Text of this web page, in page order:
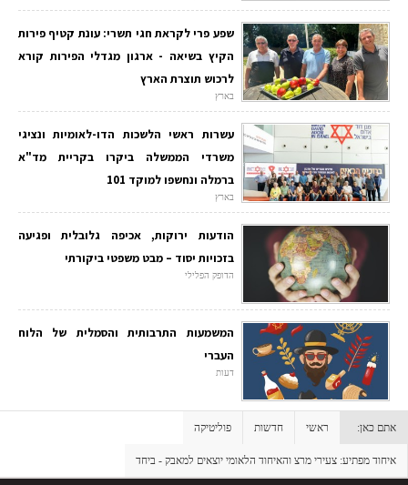
שפע פרי לקראת חגי תשרי: עונת קטיף פירות
הקיץ בשיאה - ארגון מגדלי הפירות קורא
לרכוש תוצרת הארץ
בארץ
עשרות ראשי הלשכות הדו-לאומיות ונציגי
משרדי הממשלה ביקרו בקריית מד"א
ברמלה ונחשפו למוקד 101
בארץ
הודעות ירוקות, אכיפה גלובלית ופגיעה
בזכויות יסוד – מבט משפטי ביקורתי
הדופק הפלילי
המשמעות התרבותית והסמלית של הלוח
העברי
דעות
אתם כאן: ראשי חדשות פוליטיקה
איחוד מפתיע: צעירי מרצ והאיחוד הלאומי יוצאים למאבק - ביחד